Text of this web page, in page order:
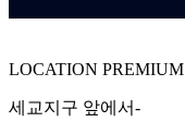
LOCATION PREMIUM
세교지구 앞에서-